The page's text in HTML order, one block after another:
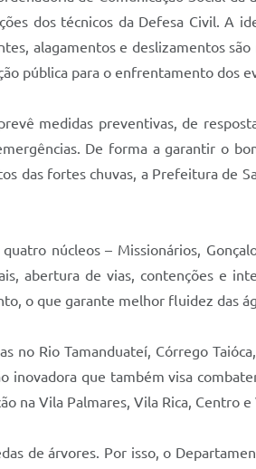
dos técnicos da Defesa Civil. A
alagamentos e deslizamentos
pública para o enfrentamento dos
medidas preventivas, de
De forma a garantir o
das fortes chuvas, a Prefeitura de
núcleos – Missionários,
abertura de vias, contenções e
o que garante melhor fluidez das
no Rio Tamanduateí, Córrego
inovadora que também visa
na Vila Palmares, Vila Rica, Centro
de árvores. Por isso, o